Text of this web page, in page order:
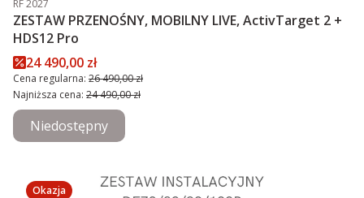
RF 2027
ZESTAW PRZENOŚNY, MOBILNY LIVE, ActivTarget 2 +
HDS12 Pro
Cena promocyjna
24 490,00 zł
Cena regularna: 26 490,00 zł
Najniższa cena: 24 490,00 zł
Niedostępny
Okazja